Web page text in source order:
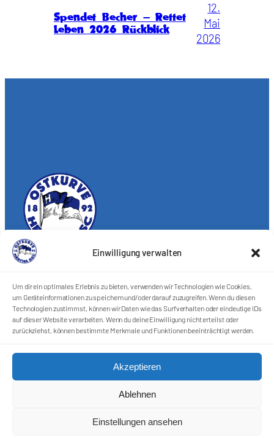
Einwilligung verwalten
Um dir ein optimales Erlebnis zu bieten, verwenden wir Technologien wie Cookies,
um Geräteinformationen zu speichern und/oder darauf zuzugreifen. Wenn du diesen
Technologien zustimmst, können wir Daten wie das Surfverhalten oder eindeutige IDs
auf dieser Website verarbeiten. Wenn du deine Einwilligung nicht erteilst oder
zurückziehst, können bestimmte Merkmale und Funktionen beeinträchtigt werden.
Akzeptieren
Ablehnen
Einstellungen ansehen
Spendet Becher – Rettet
Leben 2026 Rückblick
12.
Mai
2026
Förderkreis Ostkurve e.V.
Kontakt
Impressum
Cookie-Richtlinie (EU)
Datenschutzerklärung
Harlekins Berlin ’98
Supporters Karlsruhe
Unser Fußball